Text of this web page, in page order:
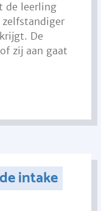
de leerling
De
zij aan gaat
intake